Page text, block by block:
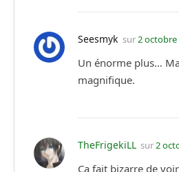
Seesmyk sur2 octobre
Un énorme plus…
magnifique.
TheFrigekiLL sur2
Ca fait bizarre de